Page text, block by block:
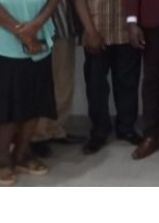
o
u
l